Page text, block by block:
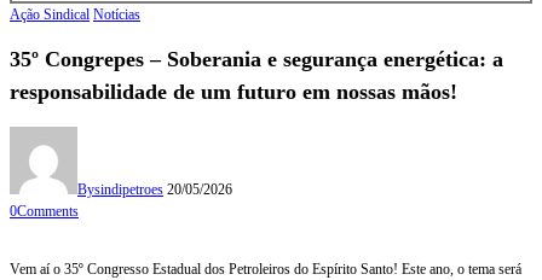
Ação Sindical Notícias
35º Congrepes – Soberania e segurança energética: a
responsabilidade de um futuro em nossas mãos!
Bysindipetroes 20/05/2026
0Comments
Vem aí o 35º Congresso Estadual dos Petroleiros do Espírito Santo! Este ano, o tema será